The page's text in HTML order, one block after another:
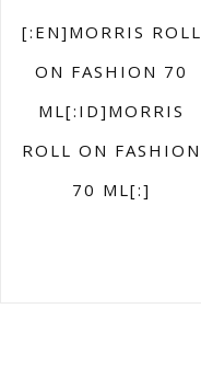
[:EN]MORRIS ROLL
ON FASHION 70
ML[:ID]MORRIS
ROLL ON FASHION
70 ML[:]